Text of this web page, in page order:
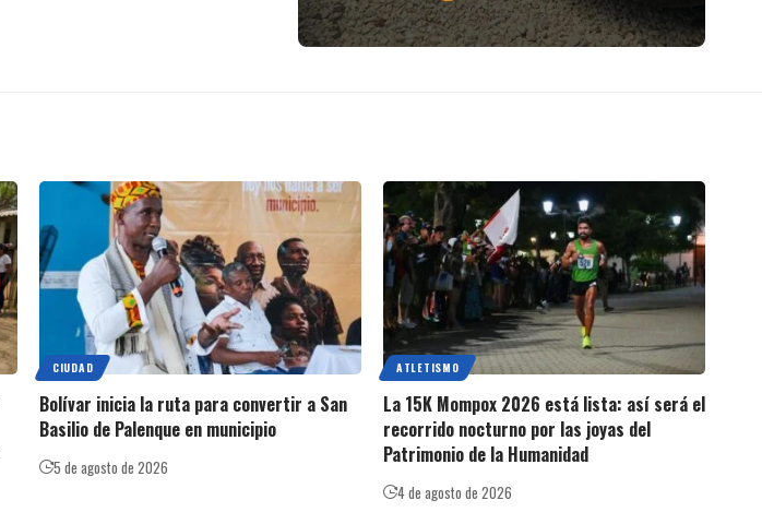
CIUDAD
Bolívar inicia la ruta para convertir a San
Basilio de Palenque en municipio
5 de agosto de 2026
ATLETISMO
La 15K Mompox 2026 está lista: así será el
recorrido nocturno por las joyas del
Patrimonio de la Humanidad
4 de agosto de 2026